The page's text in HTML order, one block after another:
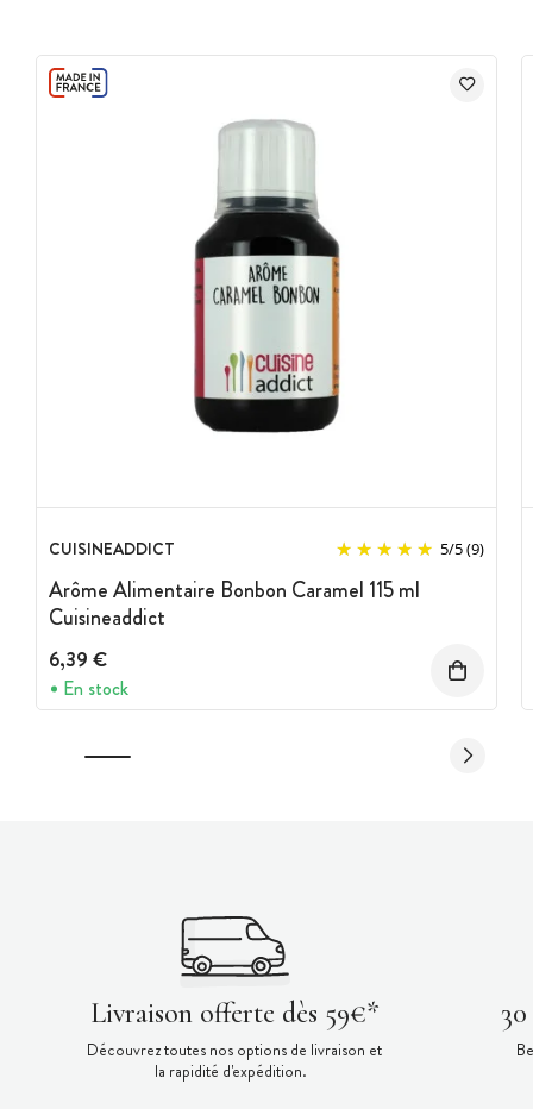
CUISINEADDICT 5/5(9)
Arôme Alimentaire Bonbon Caramel 115 ml
Cuisineaddict
6,39 €
En stock
Livraison offerte dès 59€*
Découvrez toutes nos options de livraison et
la rapidité d'expédition.